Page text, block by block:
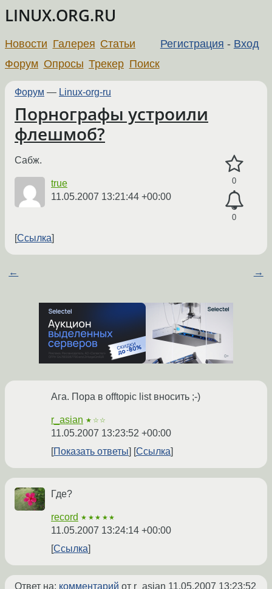
LINUX.ORG.RU
Регистрация - Вход
Новости Галерея Статьи
Форум Опросы Трекер Поиск
Форум — Linux-org-ru
Порнографы устроили
флешмоб?
0
0
Сабж.
true
11.05.2007 13:21:44 +00:00
Ссылка
← →
Ага. Пора в offtopic list вносить ;-)
r_asian ★☆☆
11.05.2007 13:23:52 +00:00
Показать ответы
Ссылка
Где?
record ★★★★★
11.05.2007 13:24:14 +00:00
Ссылка
Ответ на: комментарий от r_asian 11.05.2007 13:23:52